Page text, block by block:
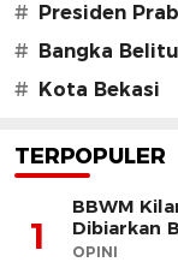
# Presiden
# Bangka
# Kota Bekasi
TERPOPULER
1
BBWM
Dibiarkan
OPINI